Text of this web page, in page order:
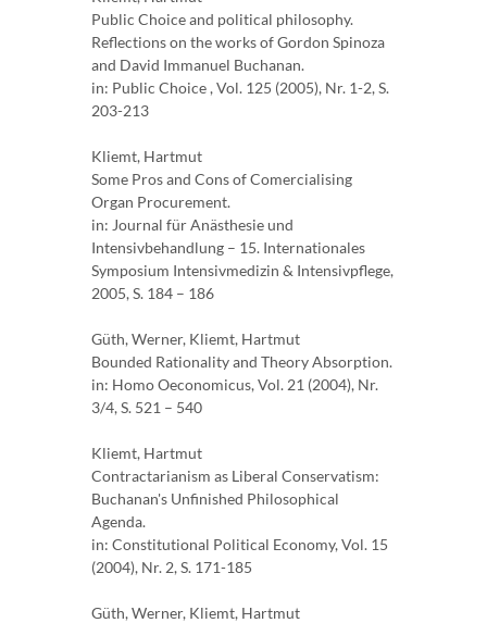
Public Choice and political philosophy.
Reflections on the works of Gordon Spinoza
and David Immanuel Buchanan.
in: Public Choice , Vol. 125 (2005), Nr. 1-2, S.
203-213
Kliemt, Hartmut
Some Pros and Cons of Comercialising
Organ Procurement.
in: Journal für Anästhesie und
Intensivbehandlung – 15. Internationales
Symposium Intensivmedizin & Intensivpflege,
2005, S. 184 – 186
Güth, Werner, Kliemt, Hartmut
Bounded Rationality and Theory Absorption.
in: Homo Oeconomicus, Vol. 21 (2004), Nr.
3/4, S. 521 – 540
Kliemt, Hartmut
Contractarianism as Liberal Conservatism:
Buchanan's Unfinished Philosophical
Agenda.
in: Constitutional Political Economy, Vol. 15
(2004), Nr. 2, S. 171-185
Güth, Werner, Kliemt, Hartmut